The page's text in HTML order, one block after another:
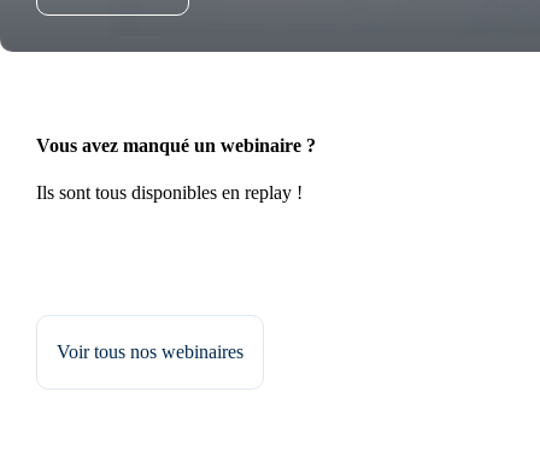
Vous avez manqué un webinaire ?
Ils sont tous disponibles en replay !
Voir tous nos webinaires